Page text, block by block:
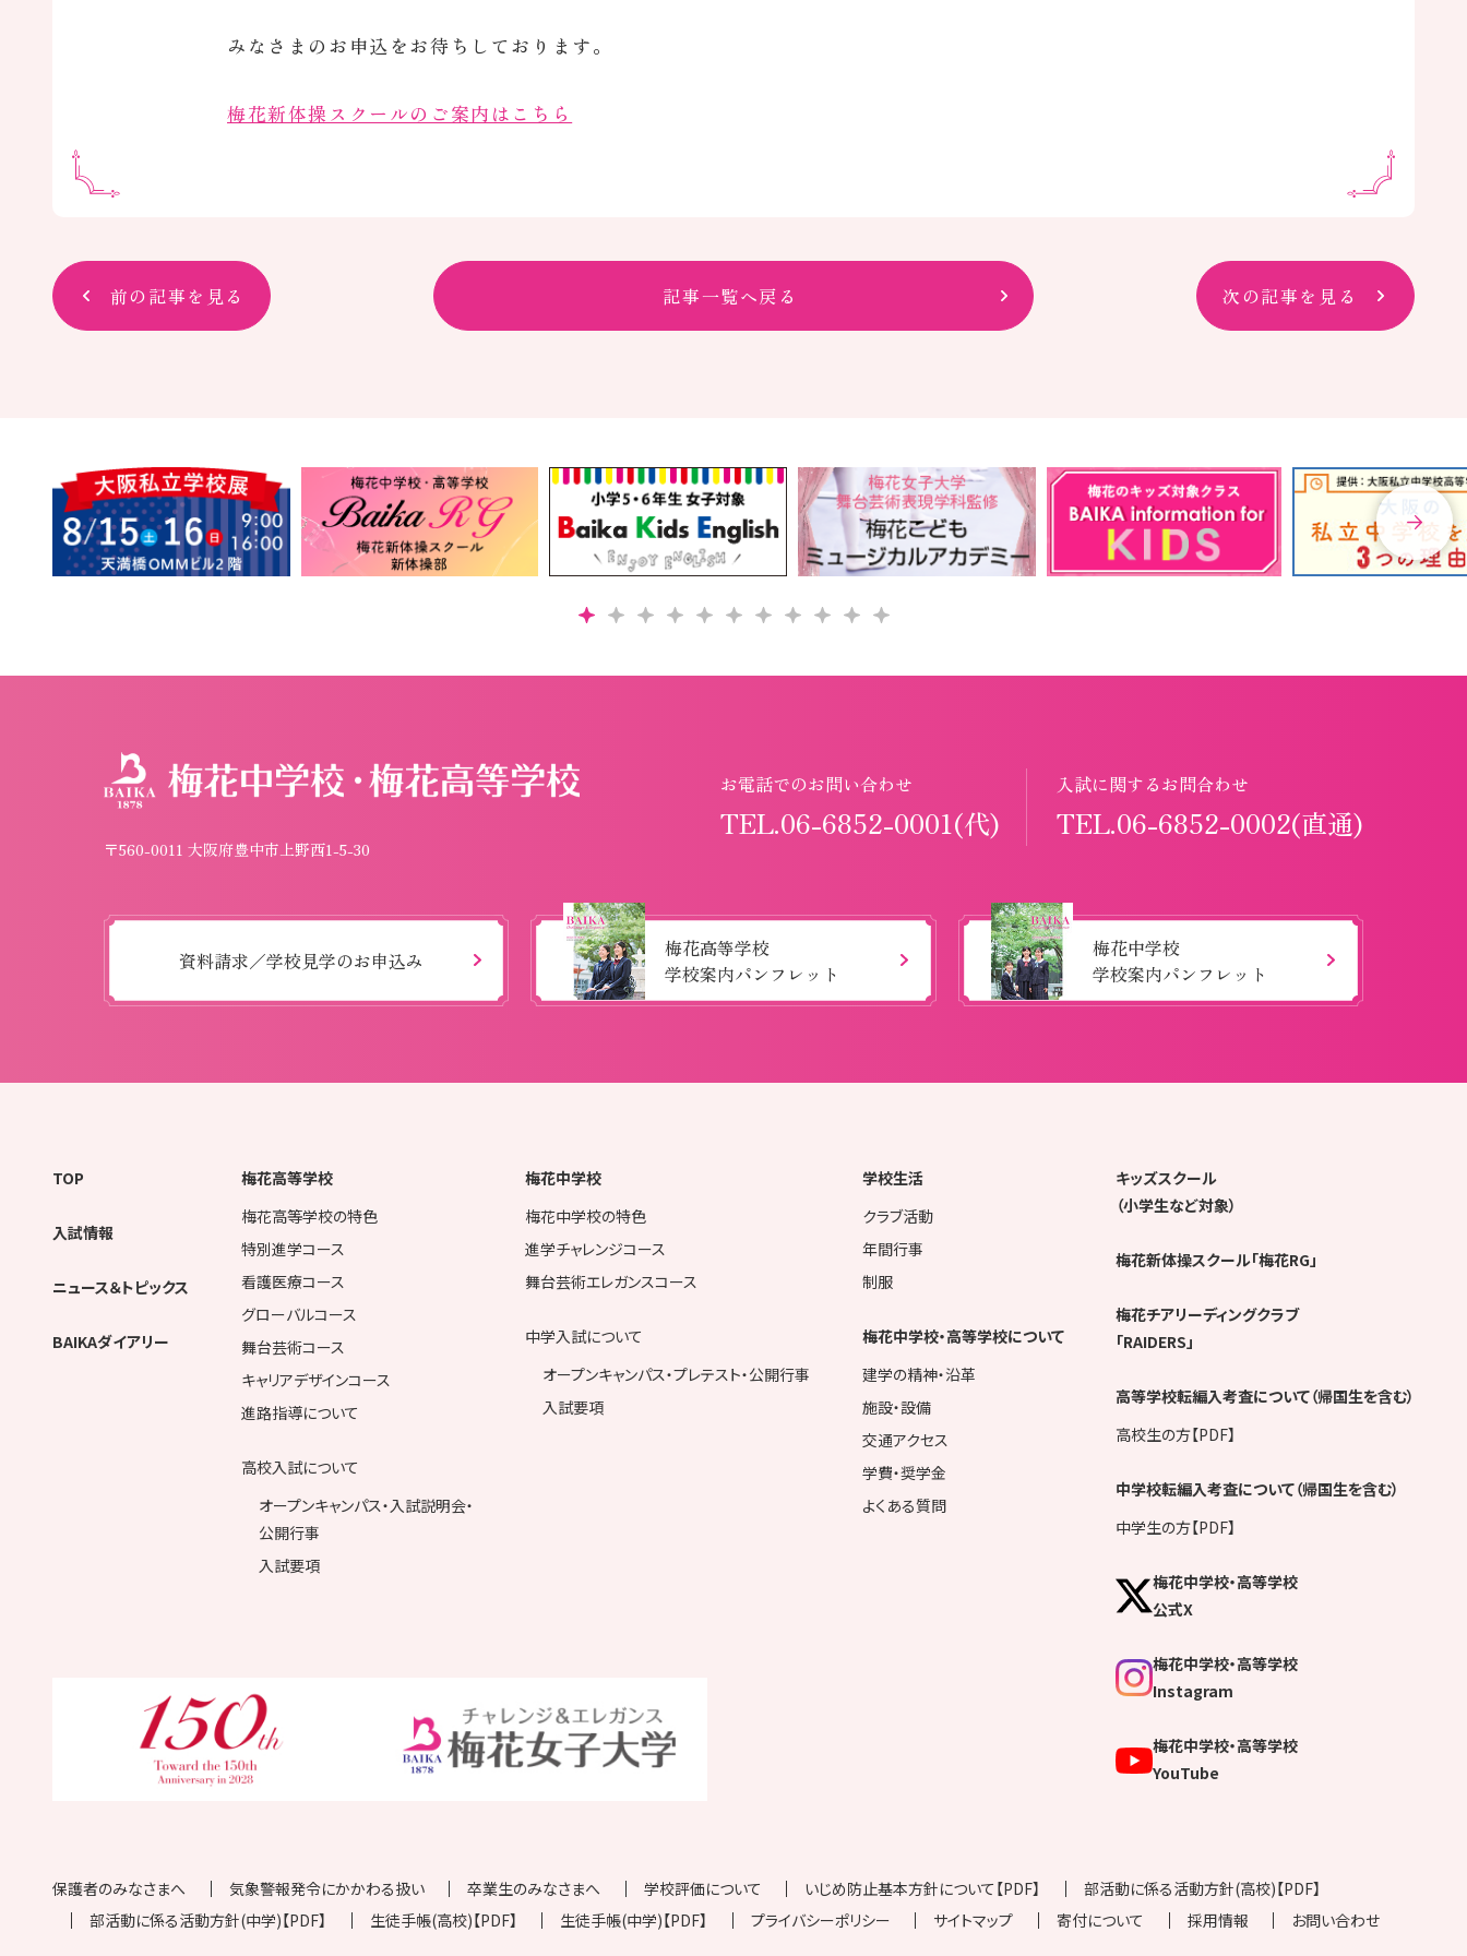
みなさまのお申込をお待ちしております。
梅花新体操スクールのご案内はこちら
前の記事を見る 次の記事を見る
記事一覧へ戻る
〒560-0011 大阪府豊中市上野西1-5-30
お電話でのお問い合わせ
TEL.06-6852-0001(代)
入試に関するお問合わせ
TEL.06-6852-0002(直通)
資料請求／学校見学のお申込み
梅花高等学校
学校案内パンフレット
梅花中学校
学校案内パンフレット
TOP
入試情報
ニュース＆トピックス
BAIKAダイアリー
梅花高等学校
梅花高等学校の特色
特別進学コース
看護医療コース
グローバルコース
舞台芸術コース
キャリアデザインコース
進路指導について
高校入試について
オープンキャンパス・入試説明会・
公開行事
入試要項
梅花中学校
梅花中学校の特色
進学チャレンジコース
舞台芸術エレガンスコース
中学入試について
オープンキャンパス・プレテスト・公開行事
入試要項
学校生活
クラブ活動
年間行事
制服
梅花中学校・高等学校について
建学の精神・沿革
施設・設備
交通アクセス
学費・奨学金
よくある質問
キッズスクール
（小学生など対象）
梅花新体操スクール「梅花RG」
梅花チアリーディングクラブ
「RAIDERS」
高等学校転編入考査について（帰国生を含む）
高校生の方【PDF】
中学校転編入考査について（帰国生を含む）
中学生の方【PDF】
梅花中学校・高等学校
公式X
梅花中学校・高等学校
Instagram
梅花中学校・高等学校
YouTube
保護者のみなさまへ 気象警報発令にかかわる扱い 卒業生のみなさまへ 学校評価について いじめ防止基本方針について【PDF】
部活動に係る活動方針(高校)【PDF】
部活動に係る活動方針(中学)【PDF】
生徒手帳(高校)【PDF】 生徒手帳(中学)【PDF】 プライバシーポリシー サイトマップ 寄付について 採用情報 お問い合わせ